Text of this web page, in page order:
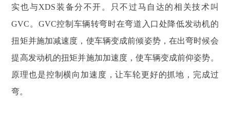
实也与XDS装备分不开。只不过马自达的相关技术叫
GVC。GVC控制车辆转弯时在弯道入口处降低发动机的
扭矩并施加减速度，使车辆变成前倾姿势，在出弯时候会
提高发动机的扭矩并施加加速度，使车辆变成前仰姿势。
原理也是控制横向加速度，让车轮更好的抓地，完成过
弯。